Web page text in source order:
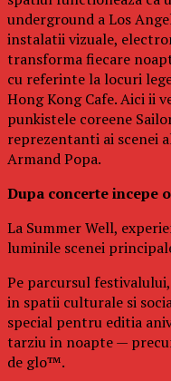
underground a Los
instalatii vizuale,
transforma fiecare
cu referinte la locuri
Hong Kong Cafe. Aici ii
punkistele coreene
reprezentanti ai scenei
Armand Popa.
Dupa concerte incepe
La Summer Well,
luminile scenei
Pe parcursul
in spatii culturale si
special pentru editia
tarziu in noapte —
de glo™.